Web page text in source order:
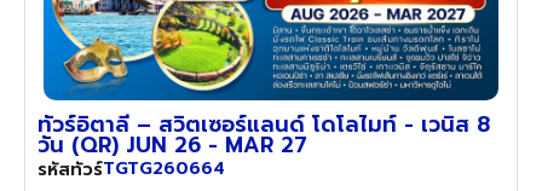
ทัวร์อิตาลี – สวิตเซอร์แลนด์ โดโลไมท์ - เวนิส 8
วัน (QR) JUN 26 - MAR 27
รหัสทัวร์TGTG260664